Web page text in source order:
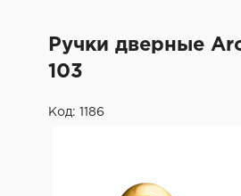
Ручки дверные
103
Код: 1186